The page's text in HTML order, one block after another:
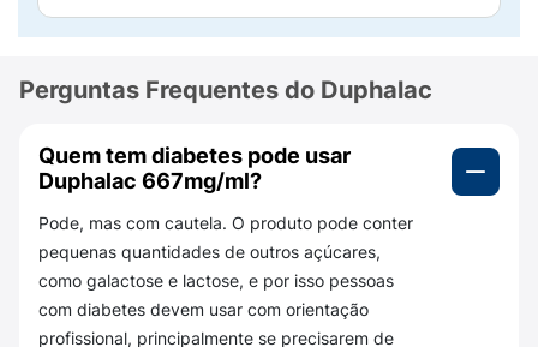
Como o xarope Duphalac Lactulose age
A lactulose age aumentando o acúmulo de
amolecer as fezes e facilita sua eliminação,
contribuindo para restabelecer a regularidade
intestinal. O efeito não costuma ser imediato:
os primeiros resultados podem aparecer após
alguns dias de uso,podendo levar até quatro
diasem algumas pessoas, especialmente em
quem estava usando outro tipo de laxante
Perguntas Frequentes do Duphalac
Quem tem diabetes pode usar
Duphalac 667mg/ml?
Pode, mas com cautela. O produto pode conter
pequenas quantidades de outros açúcares,
como galactose e lactose, e por isso pessoas
com diabetes devem usar com orientação
profissional, principalmente se precisarem de